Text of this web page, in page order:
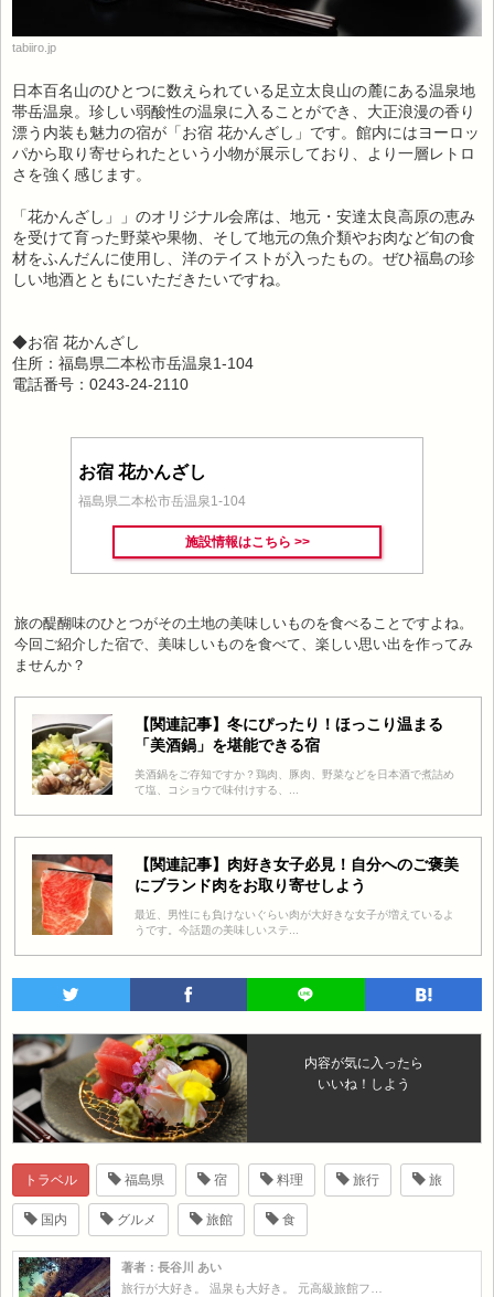
tabiiro.jp
日本百名山のひとつに数えられている足立太良山の麓にある温泉地
帯岳温泉。珍しい弱酸性の温泉に入ることができ、大正浪漫の香り
漂う内装も魅力の宿が「お宿 花かんざし」です。館内にはヨーロッ
パから取り寄せられたという小物が展示しており、より一層レトロ
さを強く感じます。
「花かんざし」」のオリジナル会席は、地元・安達太良高原の恵み
を受けて育った野菜や果物、そして地元の魚介類やお肉など旬の食
材をふんだんに使用し、洋のテイストが入ったもの。ぜひ福島の珍
しい地酒とともにいただきたいですね。
◆お宿 花かんざし
住所：福島県二本松市岳温泉1-104
電話番号：0243-24-2110
お宿 花かんざし
福島県二本松市岳温泉1-104
施設情報はこちら >>
旅の醍醐味のひとつがその土地の美味しいものを食べることですよね。
今回ご紹介した宿で、美味しいものを食べて、楽しい思い出を作ってみ
ませんか？
【関連記事】冬にぴったり！ほっこり温まる
「美酒鍋」を堪能できる宿
美酒鍋をご存知ですか？鶏肉、豚肉、野菜などを日本酒で煮詰め
て塩、コショウで味付けする、...
【関連記事】肉好き女子必見！自分へのご褒美
にブランド肉をお取り寄せしよう
最近、男性にも負けないぐらい肉が大好きな女子が増えているよ
うです。今話題の美味しいステ...
内容が気に入ったら
いいね！しよう
トラベル 福島県 宿 料理 旅行 旅
国内 グルメ 旅館 食
著者：長谷川 あい
旅行が大好き。 温泉も大好き。 元高級旅館フ…